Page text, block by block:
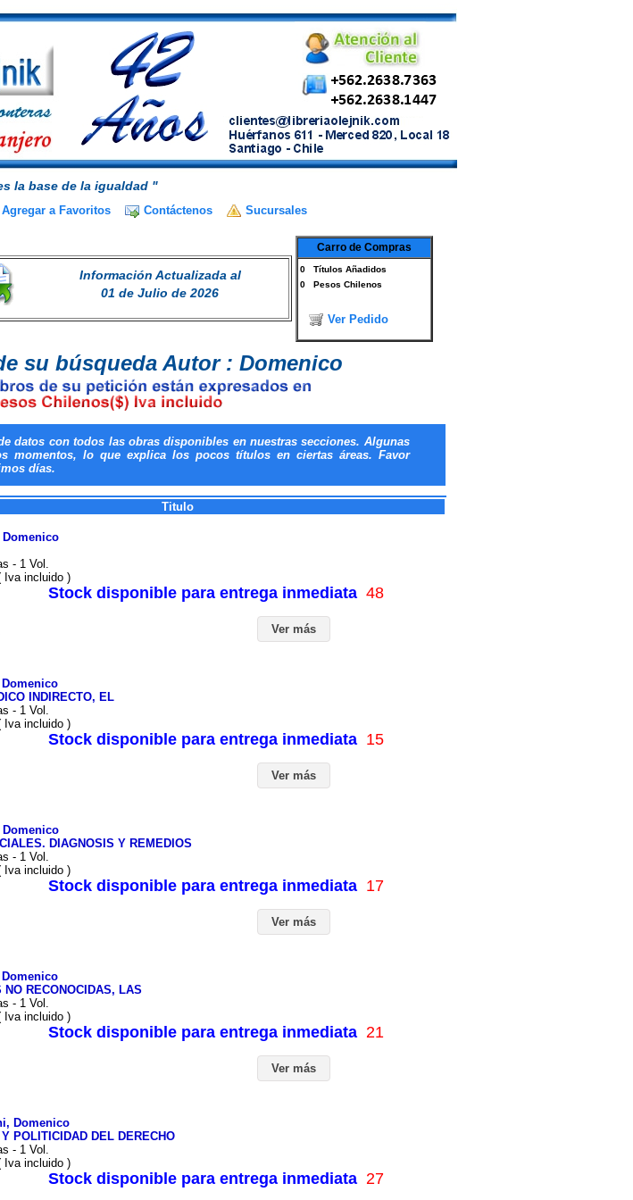
la base de la igualdad "
Agregar a Favoritos Contáctenos Sucursales
Información Actualizada al
01 de Julio de 2026
Carro de Compras
0 Títulos Añadidos
0 Pesos Chilenos
Ver Pedido
su búsqueda Autor : Domenico
datos con todos las obras disponibles en nuestras secciones. Algunas
momentos, lo que explica los pocos títulos en ciertas áreas. Favor
días.
Titulo
- 1 Vol.
Iva incluido )
Stock disponible para entrega inmediata 48
Ver más
INDIRECTO, EL
- 1 Vol.
Iva incluido )
Stock disponible para entrega inmediata 15
Ver más
DIAGNOSIS Y REMEDIOS
- 1 Vol.
Iva incluido )
Stock disponible para entrega inmediata 17
Ver más
NO RECONOCIDAS, LAS
- 1 Vol.
Iva incluido )
Stock disponible para entrega inmediata 21
Ver más
Domenico
POLITICIDAD DEL DERECHO
- 1 Vol.
Iva incluido )
Stock disponible para entrega inmediata 27